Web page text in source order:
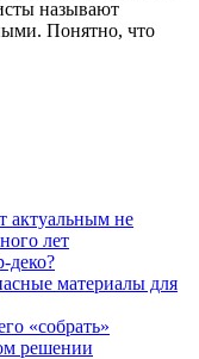
называют
Понятно, что
актуальным не
лет
деко?
материалы для
«собрать»
решении